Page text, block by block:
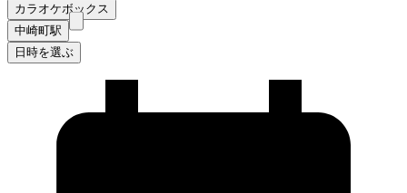
カラオケボックス
中崎町駅
日時を選ぶ